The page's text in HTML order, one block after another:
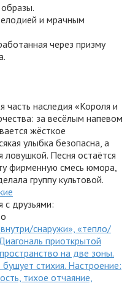
и мрачным
через призму
часть наследия «Короля и
за весёлым напевом
жёсткое
улыбка безопасна, а
ловушкой. Песня остаётся
фирменную смесь юмора,
группу культовой.
с друзьями: